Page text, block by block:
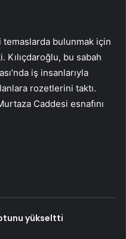
temaslarda bulunmak için
Kılıçdaroğlu, bu sabah
iş insanlarıyla
rozetlerini taktı.
Caddesi esnafını
yükseltti